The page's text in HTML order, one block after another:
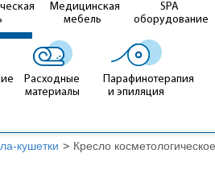
Медицинская
мебель
SPA
оборудование
Расходные
материалы
Парафинотерапия
и эпиляция
кушетки > Кресло